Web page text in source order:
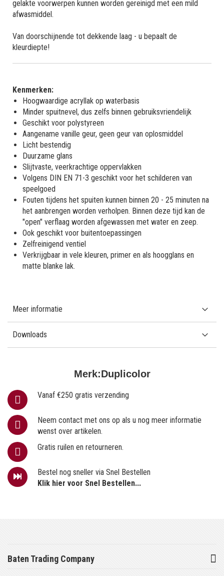
Merk:Duplicolor
Vanaf €250 gratis verzending
Neem contact met ons op als u nog meer informatie
wenst over artikelen.
Gratis ruilen en retourneren.
Bestel nog sneller via Snel Bestellen
Klik hier voor Snel Bestellen...
gelakte voorwerpen kunnen worden gereinigd met een mild
afwasmiddel.
Van doorschijnende tot dekkende laag - u bepaalt de
kleurdiepte!
Kenmerken:
Hoogwaardige acryllak op waterbasis
Minder spuitnevel, dus zelfs binnen gebruiksvriendelijk
Geschikt voor polystyreen
Aangename vanille geur, geen geur van oplosmiddel
Licht bestendig
Duurzame glans
Slijtvaste, veerkrachtige oppervlakken
Volgens DIN EN 71-3 geschikt voor het schilderen van
speelgoed
Fouten tijdens het spuiten kunnen binnen 20 - 25 minuten na
het aanbrengen worden verholpen. Binnen deze tijd kan de
"open" verflaag worden afgewassen met water en zeep.
Ook geschikt voor buitentoepassingen
Zelfreinigend ventiel
Verkrijgbaar in vele kleuren, primer en als hoogglans en
matte blanke lak.
Meer informatie
Downloads
Baten Trading Company